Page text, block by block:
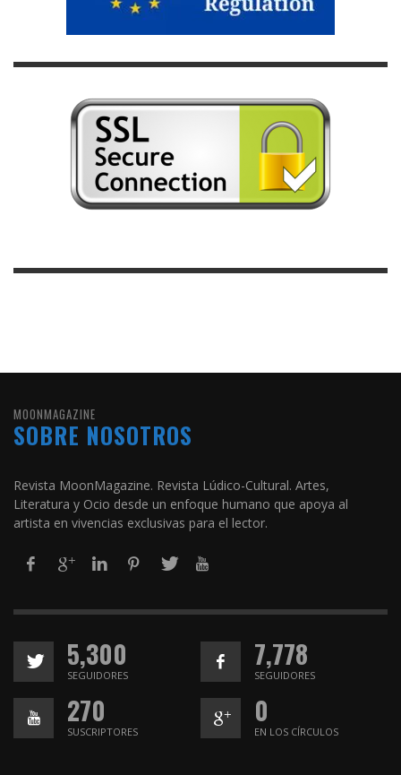
MOONMAGAZINE
SOBRE NOSOTROS
Revista MoonMagazine. Revista Lúdico-Cultural. Artes,
Literatura y Ocio desde un enfoque humano que apoya al
artista en vivencias exclusivas para el lector.
5,300
SEGUIDORES
7,778
SEGUIDORES
270
SUSCRIPTORES
0
EN LOS CÍRCULOS